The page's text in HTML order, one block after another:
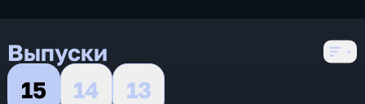
Выпуски
15
14
13